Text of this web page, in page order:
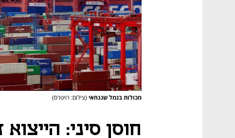
מכולות בנמל שנגחאי (צילום: רויטרס)